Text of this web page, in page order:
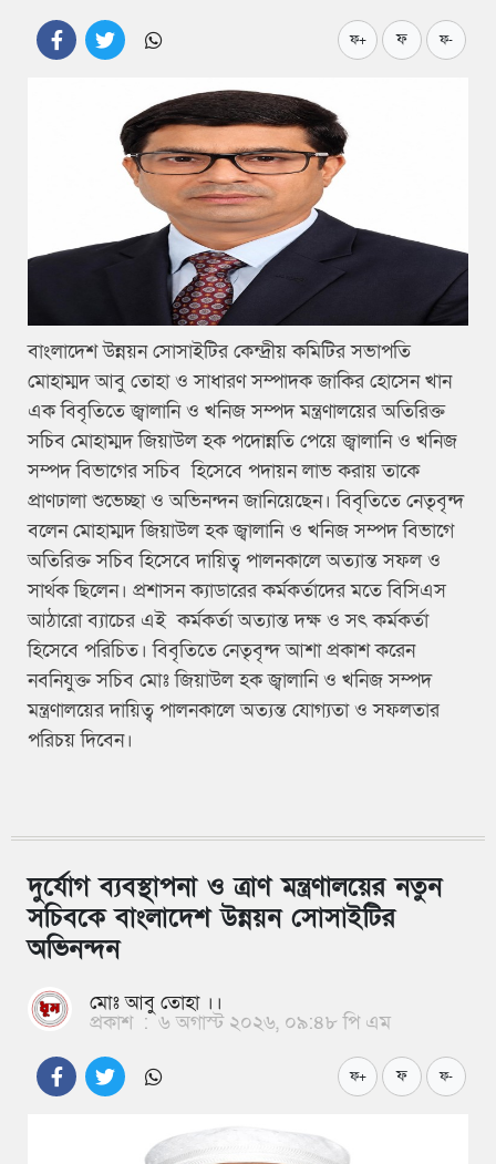
ফ+ ফ ফ-
বাংলাদেশ উন্নয়ন সোসাইটির কেন্দ্রীয় কমিটির সভাপতি
মোহাম্মদ আবু তোহা ও সাধারণ সম্পাদক জাকির হোসেন খান
এক বিবৃতিতে জ্বালানি ও খনিজ সম্পদ মন্ত্রণালয়ের অতিরিক্ত
সচিব মোহাম্মদ জিয়াউল হক পদোন্নতি পেয়ে জ্বালানি ও খনিজ
সম্পদ বিভাগের সচিব হিসেবে পদায়ন লাভ করায় তাকে
প্রাণঢালা শুভেচ্ছা ও অভিনন্দন জানিয়েছেন। বিবৃতিতে নেতৃবৃন্দ
বলেন মোহাম্মদ জিয়াউল হক জ্বালানি ও খনিজ সম্পদ বিভাগে
অতিরিক্ত সচিব হিসেবে দায়িত্ব পালনকালে অত্যান্ত সফল ও
সার্থক ছিলেন। প্রশাসন ক্যাডারের কর্মকর্তাদের মতে বিসিএস
আঠারো ব্যাচের এই কর্মকর্তা অত্যান্ত দক্ষ ও সৎ কর্মকর্তা
হিসেবে পরিচিত। বিবৃতিতে নেতৃবৃন্দ আশা প্রকাশ করেন
নবনিযুক্ত সচিব মোঃ জিয়াউল হক জ্বালানি ও খনিজ সম্পদ
মন্ত্রণালয়ের দায়িত্ব পালনকালে অত্যন্ত যোগ্যতা ও সফলতার
পরিচয় দিবেন।
দুর্যোগ ব্যবস্থাপনা ও ত্রাণ মন্ত্রণালয়ের নতুন
সচিবকে বাংলাদেশ উন্নয়ন সোসাইটির
অভিনন্দন
মোঃ আবু তোহা ।।
প্রকাশ : ৬ অগাস্ট ২০২৬, ০৯:৪৮ পি এম
ফ+ ফ ফ-